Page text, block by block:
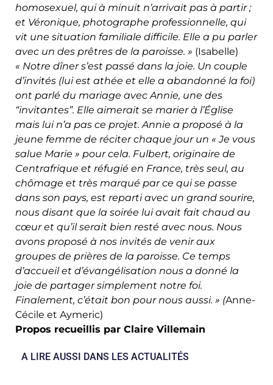
homosexuel, qui à minuit n’arrivait pas à partir ;
et Véronique, photographe professionnelle, qui
vit une situation familiale difficile. Elle a pu parler
avec un des prêtres de la paroisse. » (Isabelle)
« Notre dîner s’est passé dans la joie. Un couple
d’invités (lui est athée et elle a abandonné la foi)
ont parlé du mariage avec Annie, une des
“invitantes”. Elle aimerait se marier à l’Église
mais lui n’a pas ce projet. Annie a proposé à la
jeune femme de réciter chaque jour un « Je vous
salue Marie » pour cela. Fulbert, originaire de
Centrafrique et réfugié en France, très seul, au
chômage et très marqué par ce qui se passe
dans son pays, est reparti avec un grand sourire,
nous disant que la soirée lui avait fait chaud au
cœur et qu’il serait bien resté avec nous. Nous
avons proposé à nos invités de venir aux
groupes de prières de la paroisse. Ce temps
d’accueil et d’évangélisation nous a donné la
joie de partager simplement notre foi.
Finalement, c’était bon pour nous aussi. » (Anne-
Cécile et Aymeric)
Propos recueillis par Claire Villemain
A LIRE AUSSI DANS LES ACTUALITÉS